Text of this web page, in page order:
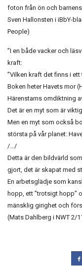
foton från ön och
Sven Hallonsten i iBbY-
People)
”I en både vacker och
kraft:
”Vilken kraft det finns i
Boken heter Havets mor
Härenstams omdiktning
Det är en myt som är
Men en myt som också
största på vår planet:
/…/
Detta är den bildvärld
gjort, det är skapat med
En arbetsglädje som
hopp, ett ”trotsigt hopp”
mänsklig girighet och
(Mats Dahlberg i NWT 2/